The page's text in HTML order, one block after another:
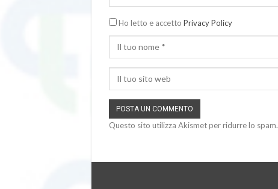
Ho letto e accetto Privacy Policy
Questo sito utilizza Akismet per ridurre lo spam.